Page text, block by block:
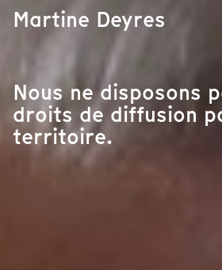
Martine Deyres
Nous ne disposons
droits de diffusion
territoire.